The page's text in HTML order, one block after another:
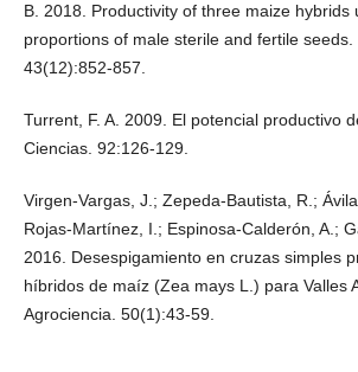
B. 2018. Productivity of three maize hybrids
proportions of male sterile and fertile seeds.
43(12):852-857.
Turrent, F. A. 2009. El potencial productivo
Ciencias. 92:126-129.
Virgen-Vargas, J.; Zepeda-Bautista, R.;
Rojas-Martínez, I.; Espinosa-Calderón, A.;
2016. Desespigamiento en cruzas simples
híbridos de maíz (Zea mays L.) para Valles
Agrociencia. 50(1):43-59.